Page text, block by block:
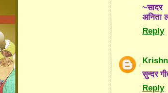
~सादर
अनिता
Reply
सुन्दर
Reply